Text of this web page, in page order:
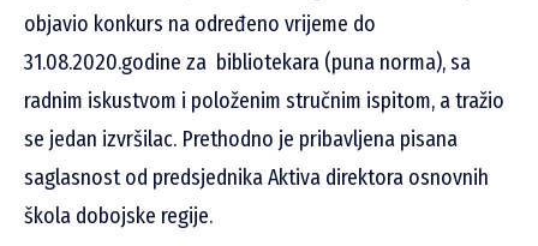
objavio konkurs na određeno vrijeme do
31.08.2020.godine za bibliotekara (puna norma), sa
radnim iskustvom i položenim stručnim ispitom, a tražio
se jedan izvršilac. Prethodno je pribavljena pisana
saglasnost od predsjednika Aktiva direktora osnovnih
škola dobojske regije.